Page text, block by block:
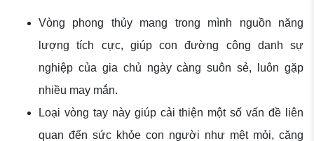
Vòng phong thủy mang trong mình nguồn năng
lượng tích cực, giúp con đường công danh sự
nghiệp của gia chủ ngày càng suôn sẻ, luôn gặp
nhiều may mắn.
Loại vòng tay này giúp cải thiện một số vấn đề liên
quan đến sức khỏe con người như mệt mỏi, căng